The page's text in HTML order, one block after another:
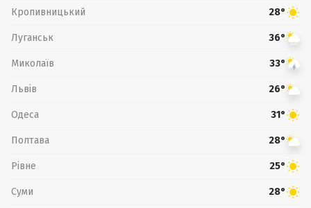
Кропивницький 28°
Луганськ 36°
Миколаїв 33°
Львів 26°
Одеса 31°
Полтава 28°
Рівне 25°
Суми 28°